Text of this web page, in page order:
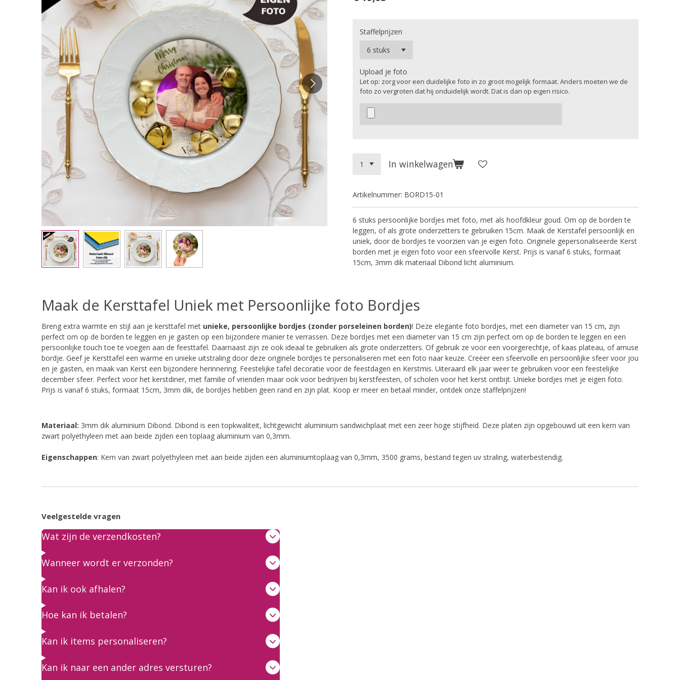
Staffelprijzen
Upload je foto
Let op: zorg voor een duidelijke foto in zo groot mogelijk formaat. Anders moeten we de
foto zo vergroten dat hij onduidelijk wordt. Dat is dan op eigen risico.
In winkelwagen
Artikelnummer: BORD15-01
6 stuks persoonlijke bordjes met foto, met als hoofdkleur goud. Om op de borden te
leggen, of als grote onderzetters te gebruiken 15cm. Maak de Kerstafel persoonlijk en
uniek, door de bordjes te voorzien van je eigen foto. Originele gepersonaliseerde Kerst
borden met je eigen foto voor een sfeervolle Kerst. Prijs is vanaf 6 stuks, formaat
15cm, 3mm dik materiaal Dibond licht aluminium.
Maak de Kersttafel Uniek met Persoonlijke foto Bordjes
Breng extra warmte en stijl aan je kersttafel met unieke, persoonlijke bordjes (zonder porseleinen borden)! Deze elegante foto bordjes, met een diameter van 15 cm, zijn
perfect om op de borden te leggen en je gasten op een bijzondere manier te verrassen. Deze bordjes met een diameter van 15 cm zijn perfect om op de borden te leggen en een
persoonlijke touch toe te voegen aan de feesttafel. Daarnaast zijn ze ook ideaal te gebruiken als grote onderzetters. Of gebruik ze voor een voorgerechtje, of kaas plateau, of amuse
bordje. Geef je Kersttafel een warme en unieke uitstraling door deze originele bordjes te personaliseren met een foto naar keuze. Creëer een sfeervolle en persoonlijke sfeer voor jou
en je gasten, en maak van Kerst een bijzondere herinnering. Feestelijke tafel decoratie voor de feestdagen en Kerstmis. Uiteraard elk jaar weer te gebruiken voor een feestelijke
december sfeer. Perfect voor het kerstdiner, met familie of vrienden maar ook voor bedrijven bij kerstfeesten, of scholen voor het kerst ontbijt. Unieke bordjes met je eigen foto.
Prijs is vanaf 6 stuks, formaat 15cm, 3mm dik, de bordjes hebben geen rand en zijn plat. Koop er meer en betaal minder, ontdek onze staffelprijzen!
Materiaal: 3mm dik aluminium Dibond. Dibond is een topkwaliteit, lichtgewicht aluminium sandwichplaat met een zeer hoge stijfheid. Deze platen zijn opgebouwd uit een kern van
zwart polyethyleen met aan beide zijden een toplaag aluminium van 0,3mm.
Eigenschappen: Kern van zwart polyethyleen met aan beide zijden een aluminiumtoplaag van 0,3mm, 3500 grams, bestand tegen uv straling, waterbestendig.
Veelgestelde vragen
Wat zijn de verzendkosten?
Wanneer wordt er verzonden?
Kan ik ook afhalen?
Hoe kan ik betalen?
Kan ik items personaliseren?
Kan ik naar een ander adres versturen?